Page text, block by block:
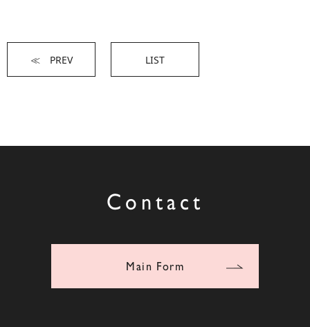
≪ PREV LIST
Contact
Main Form